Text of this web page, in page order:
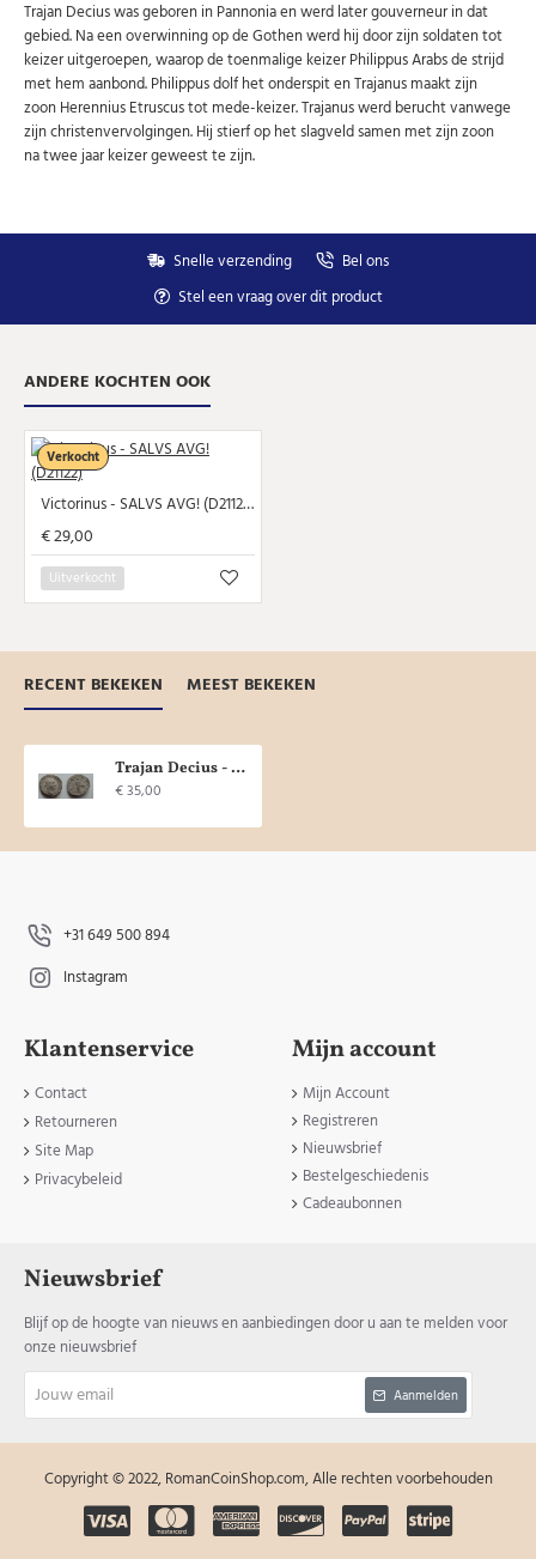
U kunt zich op elk moment weer afmelden via de nieuwsbrief.
Uw gegevens worden niet gedeeld met derden
Niet meer opnieuw tonen.
Trajan Decius was geboren in Pannonia en werd later gouverneur in dat
gebied. Na een overwinning op de Gothen werd hij door zijn soldaten tot
keizer uitgeroepen, waarop de toenmalige keizer Philippus Arabs de strijd
met hem aanbond. Philippus dolf het onderspit en Trajanus maakt zijn
zoon Herennius Etruscus tot mede-keizer. Trajanus werd berucht vanwege
zijn christenvervolgingen. Hij stierf op het slagveld samen met zijn zoon
na twee jaar keizer geweest te zijn.
Snelle verzending
Bel ons
Stel een vraag over dit product
ANDERE KOCHTEN OOK
Verkocht
Victorinus - SALVS AVG! (D21122)
€ 29,00
Uitverkocht
RECENT BEKEKEN MEEST BEKEKEN
Trajan Decius - ABVNDANTIA (O2165)
€ 35,00
+31 649 500 894
Instagram
Klantenservice
Contact
Retourneren
Site Map
Privacybeleid
Mijn account
Mijn Account
Registreren
Nieuwsbrief
Bestelgeschiedenis
Cadeaubonnen
Nieuwsbrief
Blijf op de hoogte van nieuws en aanbiedingen door u aan te melden voor
onze nieuwsbrief
email
Aanmelden
Copyright © 2022, RomanCoinShop.com, Alle rechten voorbehouden